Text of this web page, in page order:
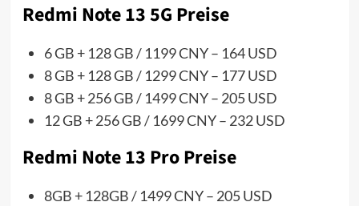
Redmi Note 13 5G Preise
6 GB + 128 GB / 1199 CNY – 164 USD
8 GB + 128 GB / 1299 CNY – 177 USD
8 GB + 256 GB / 1499 CNY – 205 USD
12 GB + 256 GB / 1699 CNY – 232 USD
Redmi Note 13 Pro Preise
8GB + 128GB / 1499 CNY – 205 USD